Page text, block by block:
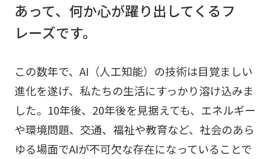
あって、何か心が躍り出してくるフ
レーズです。
この数年で、AI（人工知能）の技術は目覚ましい
進化を遂げ、私たちの生活にすっかり溶け込みま
した。10年後、20年後を見据えても、エネルギー
や環境問題、交通、福祉や教育など、社会のあら
ゆる場面でAIが不可欠な存在になっていることで